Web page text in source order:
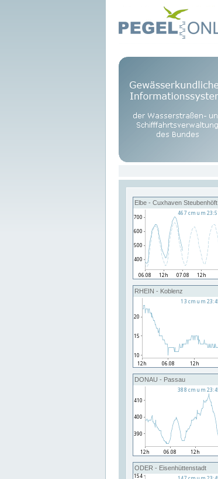
Elbe - Cuxhaven Steubenhöft
RHEIN - Koblenz
DONAU - Passau
ODER - Eisenhüttenstadt